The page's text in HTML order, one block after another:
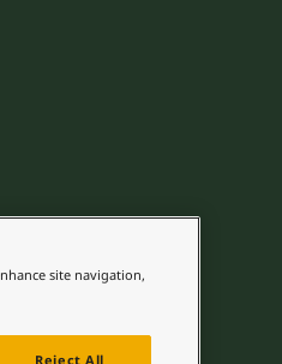
site navigation,
Reject All